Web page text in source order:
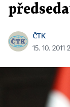
ČTK
15. 10. 2011